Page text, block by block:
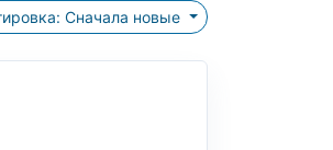
Сортировка: Сначала новые